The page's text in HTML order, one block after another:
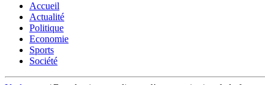
Accueil
Actualité
Politique
Economie
Sports
Société